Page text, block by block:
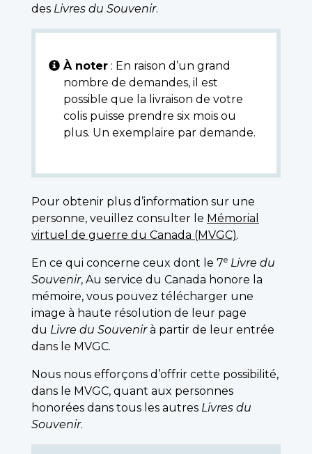
des Livres du Souvenir.
À noter : En raison d’un grand
nombre de demandes, il est
possible que la livraison de votre
colis puisse prendre six mois ou
plus. Un exemplaire par demande.
Pour obtenir plus d’information sur une
personne, veuillez consulter le Mémorial
virtuel de guerre du Canada (MVGC).
En ce qui concerne ceux dont le 7e Livre du
Souvenir, Au service du Canada honore la
mémoire, vous pouvez télécharger une
image à haute résolution de leur page
du Livre du Souvenirà partir de leur entrée
dans le MVGC.
Nous nous efforçons d’offrir cette possibilité,
dans le MVGC, quant aux personnes
honorées dans tous les autres Livres du
Souvenir.